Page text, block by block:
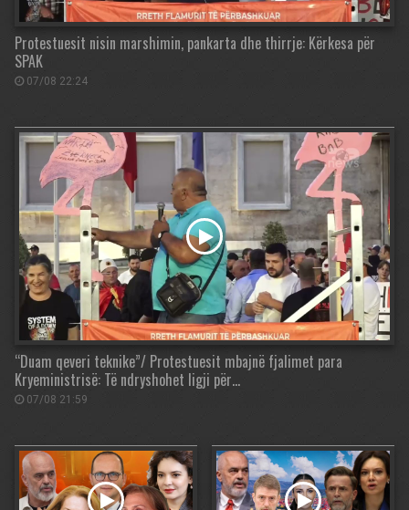
Protestuesit nisin marshimin, pankarta dhe thirrje: Kërkesa për
SPAK
07/08 22:24
“Duam qeveri teknike”/ Protestuesit mbajnë fjalimet para
Kryeministrisë: Të ndryshohet ligji për…
07/08 21:59